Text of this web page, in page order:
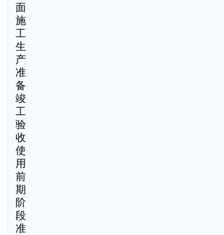
面
施
工
生
产
准
备
竣
工
验
收
使
用
前
期
阶
段
准